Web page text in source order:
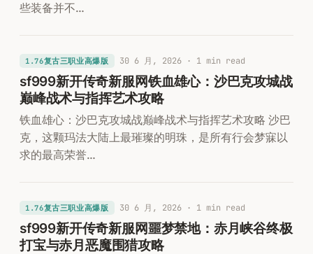
些装备并不…
1.76复古三职业高爆版 30 6 月, 2026· 1 min read
sf999新开传奇新服网铁血雄心：沙巴克攻城战
巅峰战术与指挥艺术攻略
铁血雄心：沙巴克攻城战巅峰战术与指挥艺术攻略 沙巴
克，这颗玛法大陆上最璀璨的明珠，是所有行会梦寐以
求的最高荣誉…
1.76复古三职业高爆版 30 6 月, 2026· 1 min read
sf999新开传奇新服网噩梦禁地：赤月峡谷终极
打宝与赤月恶魔围猎攻略